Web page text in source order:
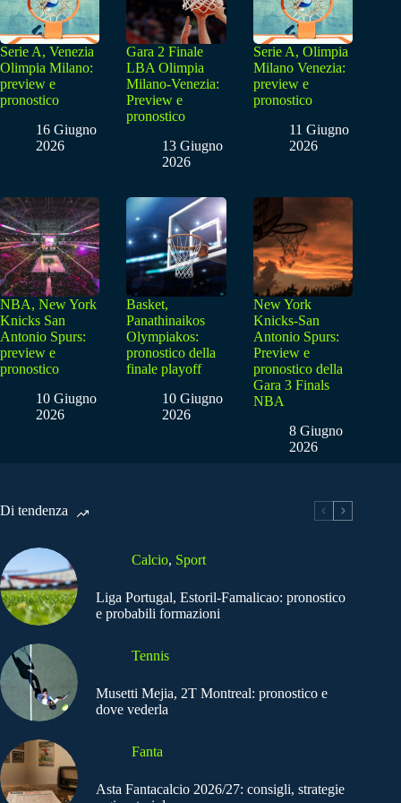
Serie A, Venezia
Olimpia Milano:
preview e
pronostico
16 Giugno
2026
Gara 2 Finale
LBA Olimpia
Milano-Venezia:
Preview e
pronostico
13 Giugno
2026
Serie A, Olimpia
Milano Venezia:
preview e
pronostico
11 Giugno
2026
NBA, New York
Knicks San
Antonio Spurs:
preview e
pronostico
10 Giugno
2026
Basket,
Panathinaikos
Olympiakos:
pronostico della
finale playoff
10 Giugno
2026
New York
Knicks-San
Antonio Spurs:
Preview e
pronostico della
Gara 3 Finals
NBA
8 Giugno
2026
Di tendenza
Calcio, Sport
Liga Portugal, Estoril-Famalicao: pronostico
e probabili formazioni
Tennis
Musetti Mejia, 2T Montreal: pronostico e
dove vederla
Fanta
Asta Fantacalcio 2026/27: consigli, strategie